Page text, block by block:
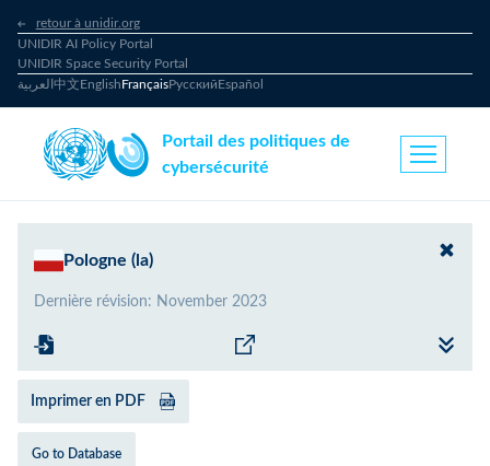
retour à unidir.org
UNIDIR AI Policy Portal
UNIDIR Space Security Portal
العربية 中文EnglishFrançaisРусскийEspañol
Portail des politiques de
cybersécurité
Pologne (la)
Dernière révision: November 2023
Imprimer en PDF
Go to Database